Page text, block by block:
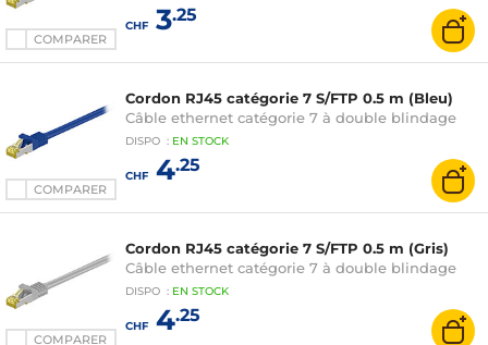
COMPARER
CHF3.25
COMPARER
Cordon RJ45 catégorie 7 S/FTP 0.5 m (Bleu)
Câble ethernet catégorie 7 à double blindage
DISPO : EN STOCK
CHF4.25
COMPARER
Cordon RJ45 catégorie 7 S/FTP 0.5 m (Gris)
Câble ethernet catégorie 7 à double blindage
DISPO : EN STOCK
CHF4.25